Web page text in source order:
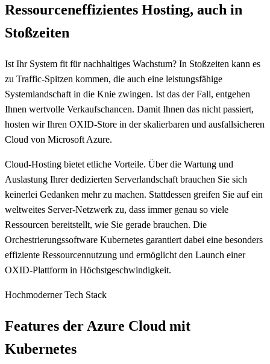
Ressourceneffizientes Hosting, auch in
Stoßzeiten
Ist Ihr System fit für nachhaltiges Wachstum? In Stoßzeiten kann es
zu Traffic-Spitzen kommen, die auch eine leistungsfähige
Systemlandschaft in die Knie zwingen. Ist das der Fall, entgehen
Ihnen wertvolle Verkaufschancen. Damit Ihnen das nicht passiert,
hosten wir Ihren OXID-Store in der skalierbaren und ausfallsicheren
Cloud von Microsoft Azure.
Cloud-Hosting bietet etliche Vorteile. Über die Wartung und
Auslastung Ihrer dedizierten Serverlandschaft brauchen Sie sich
keinerlei Gedanken mehr zu machen. Stattdessen greifen Sie auf ein
weltweites Server-Netzwerk zu, dass immer genau so viele
Ressourcen bereitstellt, wie Sie gerade brauchen. Die
Orchestrierungssoftware Kubernetes garantiert dabei eine besonders
effiziente Ressourcennutzung und ermöglicht den Launch einer
OXID-Plattform in Höchstgeschwindigkeit.
Hochmoderner Tech Stack
Features der Azure Cloud mit
Kubernetes